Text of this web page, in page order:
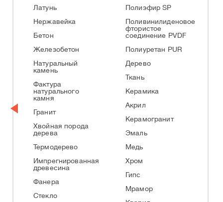
Латунь
Нержавейка
Бетон
Железобетон
Натуральный
камень
Фактура
натурального
камня
Гранит
Хвойная порода
дерева
Термодерево
Импрегнированная
древесина
Фанера
Стекло
Полиэфир SP
Поливинилиденовое
фтористое
соединение PVDF
Полиуретан PUR
Дерево
Ткань
Керамика
Акрил
Керамогранит
Эмаль
Медь
Хром
Гипс
Мрамор